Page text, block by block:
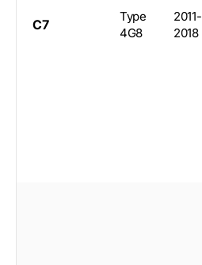
C7
Type
4G8
2011-
2018